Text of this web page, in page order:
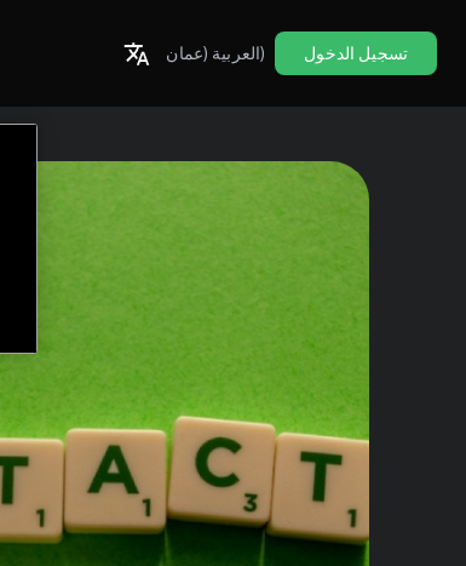
العربية(عمان) تسجيل الدخول